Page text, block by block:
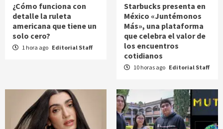
¿Cómo funciona con
detalle la ruleta
americana que tiene un
solo cero?
1 hora ago Editorial Staff
Starbucks presenta en
México «Juntémonos
Más», una plataforma
que celebra el valor de
los encuentros
cotidianos
10 horas ago Editorial Staff